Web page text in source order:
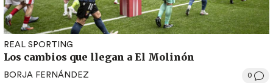
REAL SPORTING
Los cambios que llegan a El Molinón
BORJA FERNÁNDEZ 0